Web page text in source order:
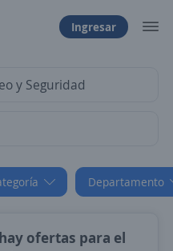
Ingresar
Departamento
ofertas para el